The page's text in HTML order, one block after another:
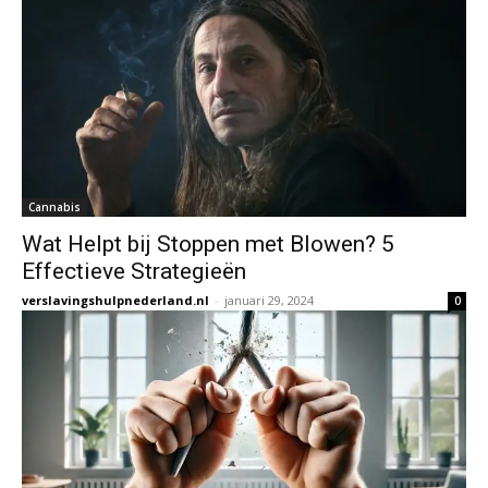
Cannabis
Wat Helpt bij Stoppen met Blowen? 5
Effectieve Strategieën
verslavingshulpnederland.nl - januari 29, 2024 0